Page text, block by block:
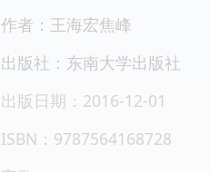
作者：王海宏焦峰
出版社：东南大学出版社
出版日期：2016-12-01
ISBN：9787564168728